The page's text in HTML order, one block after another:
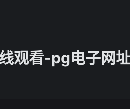
观看-pg电子网